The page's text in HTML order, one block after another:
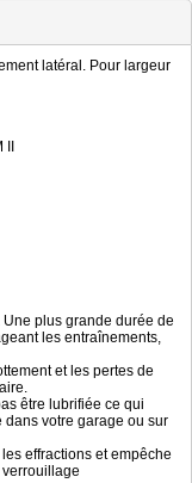
latéral. Pour largeur
plus grande durée de
les entraînements,
et les pertes de
être lubrifiée ce qui
dans votre garage ou sur
effractions et empêche
verrouillage